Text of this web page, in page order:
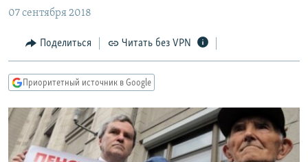
Вернутся
Вернутся
поиску
МНЕНИЯ
КУЛЬТУРА
КАВКАЗ.РЕАЛИИ
СЕВЕР.РЕАЛИИ
СИБИРЬ.РЕАЛИИ
07 сентября 2018
Поделиться Читать без VPN
Приоритетный источник в Google